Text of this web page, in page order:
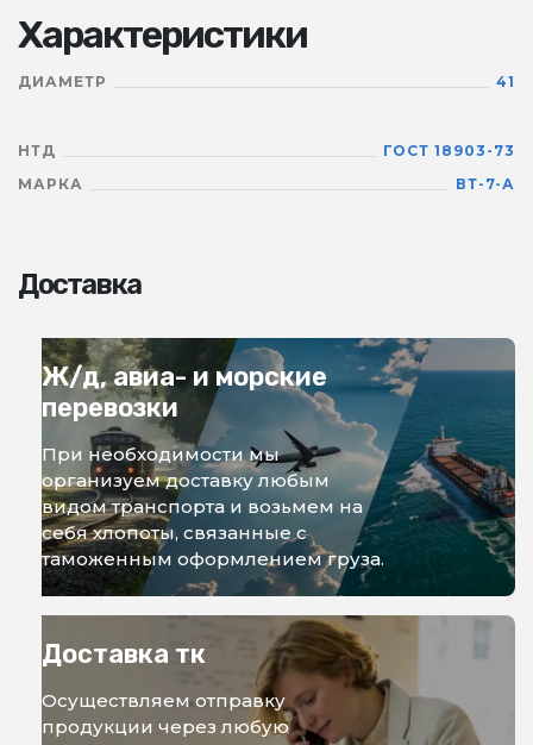
Характеристики
ДИАМЕТР 41
НТД
ГОСТ 18903-73
МАРКА
ВТ-7-А
Доставка
Ж/д, авиа- и морские
перевозки
При необходимости мы
организуем доставку любым
видом транспорта и возьмем на
себя хлопоты, связанные с
таможенным оформлением груза.
Доставка тк
Осуществляем отправку
продукции через любую